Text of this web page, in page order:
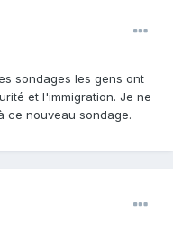
sondages les gens ont
et l'immigration. Je ne
ce nouveau sondage.